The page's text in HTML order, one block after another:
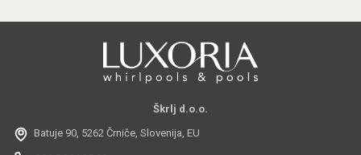
Škrlj d.o.o.
Batuje 90, 5262 Črniče, Slovenija, EU